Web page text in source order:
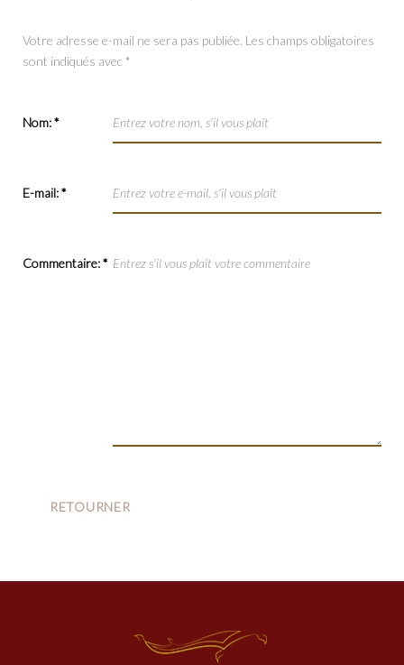
Votre adresse e-mail ne sera pas publiée. Les champs obligatoires
sont indiqués avec *
Nom:*
E-mail:*
Commentaire:*